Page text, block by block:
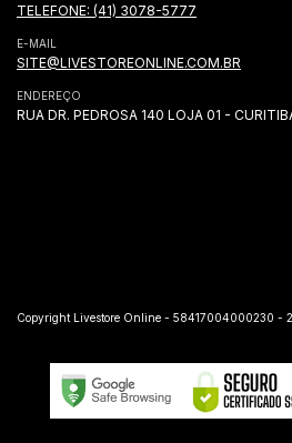
TELEFONE: (41) 3078-5777
E-MAIL
SITE@LIVESTOREONLINE.COM.BR
ENDEREÇO
RUA DR. PEDROSA 140 LOJA 01 -
Copyright Livestore Online - 58417004000230 -